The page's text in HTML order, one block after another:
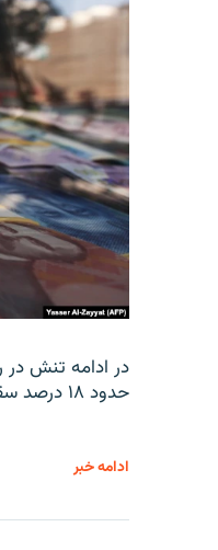
در ادامه تنش در
حدود ۱۸ درصد سقوط کرد.
ادامه خبر